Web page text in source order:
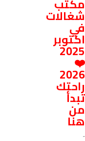
مكتب
شغالات
في
اكتوبر
2025
❤️
2026
راحتك
تبدأ
من
هنا